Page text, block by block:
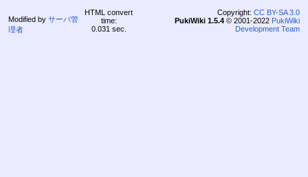
Modified by サーバ管
理者
HTML convert
time:
0.031 sec.
Copyright: CC BY-SA 3.0
PukiWiki 1.5.4© 2001-2022 PukiWiki
Development Team